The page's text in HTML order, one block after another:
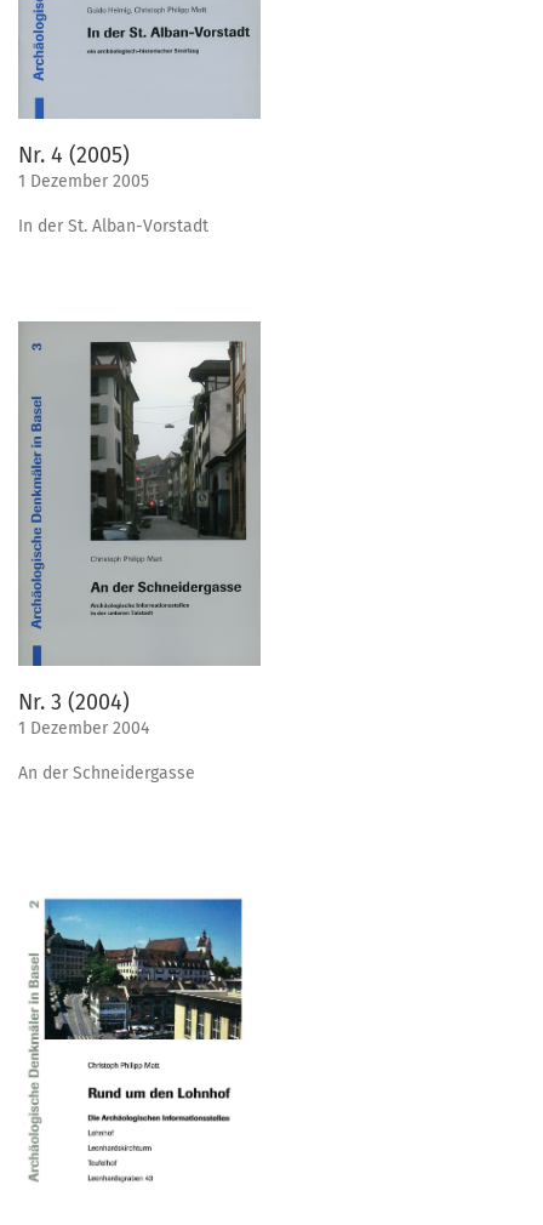
Nr. 4 (2005)
1 Dezember 2005
In der St. Alban-Vorstadt
Nr. 3 (2004)
1 Dezember 2004
An der Schneidergasse